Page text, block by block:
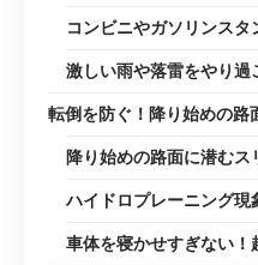
コンビニやガソリンスタ
激しい雨や落雷をやり過
転倒を防ぐ！降り始めの路
降り始めの路面に潜むス
ハイドロプレーニング現
車体を寝かせすぎない！